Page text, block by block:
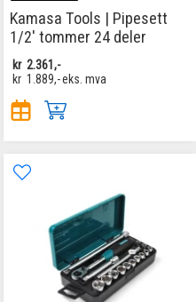
Kamasa Tools | Pipesett
1/2' tommer 24 deler
kr 2.361,-
kr 1.889,-eks. mva